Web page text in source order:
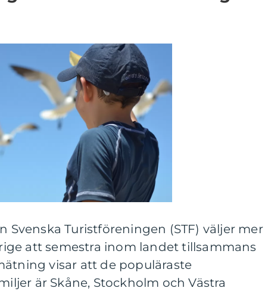
Svenska Turistföreningen (STF) väljer mer
att semestra inom landet tillsammans
visar att de populäraste
är Skåne, Stockholm och Västra